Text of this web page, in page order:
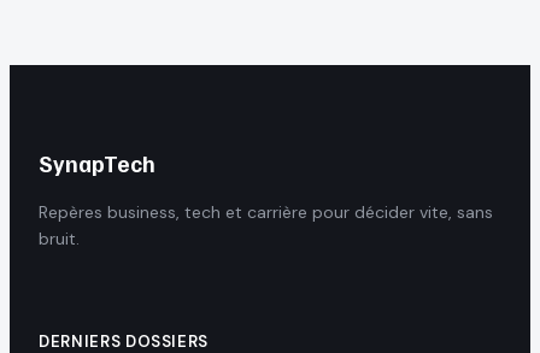
SynapTech
Repères business, tech et carrière pour décider vite, sans
bruit.
DERNIERS DOSSIERS